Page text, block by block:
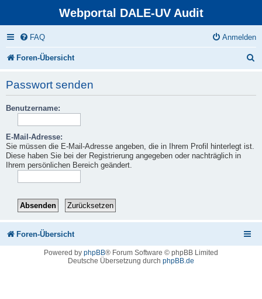
Webportal DALE-UV Audit
FAQ Anmelden
Foren-Übersicht
Passwort senden
Benutzername:
E-Mail-Adresse:
Sie müssen die E-Mail-Adresse angeben, die in Ihrem Profil hinterlegt ist.
Diese haben Sie bei der Registrierung angegeben oder nachträglich in
Ihrem persönlichen Bereich geändert.
Foren-Übersicht
Powered by phpBB® Forum Software © phpBB Limited
Deutsche Übersetzung durch phpBB.de